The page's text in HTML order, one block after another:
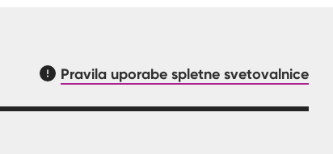
Pravila uporabe spletne svetovalnice